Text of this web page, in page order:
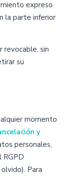
expreso
la parte inferior
revocable, sin
su
momento
y
personales,
RGPD
Para